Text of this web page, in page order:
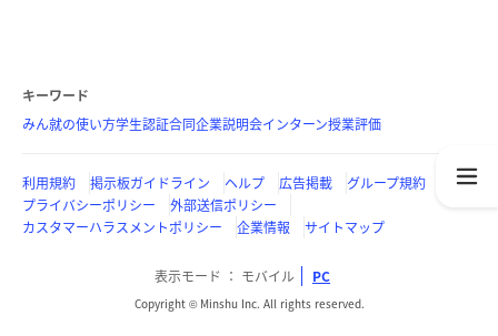
キーワード
みん就の使い方学生認証合同企業説明会インターン授業評価
利用規約 掲示板ガイドライン ヘルプ 広告掲載
グループ規約
プライバシーポリシー
外部送信ポリシー
カスタマーハラスメントポリシー
企業情報 サイトマップ
表示モード モバイル PC
Copyright © Minshu Inc. All rights reserved.